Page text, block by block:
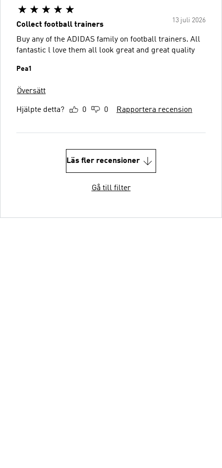
13 juli 2026
Collect football trainers
Buy any of the ADIDAS family on football trainers. All
fantastic l love them all look great and great quality
Pea1
Översätt
Hjälpte detta? 0 0 Rapportera recension
Läs fler recensioner
Gå till filter